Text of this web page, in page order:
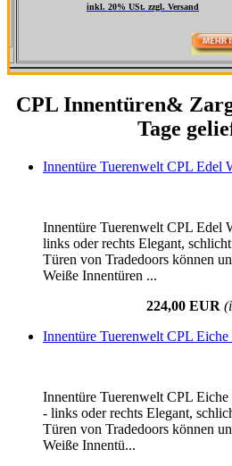
inkl. 20% USt. zzgl. Versand
CPL Innentüren&
Tage
Innentüre Tuerenwelt CPL Edel
Innentüre Tuerenwelt CPL Edel
links oder rechts Elegant,
Türen von Tradedoors können
Weiße Innentüren ...
224,00 EUR
Innentüre Tuerenwelt CPL Eiche
Innentüre Tuerenwelt CPL
- links oder rechts Elegant,
Türen von Tradedoors können
Weiße Innentü...